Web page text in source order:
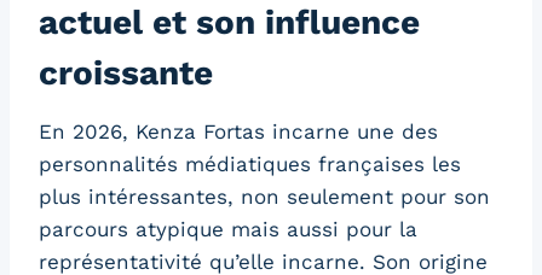
actuel et son influence
croissante
En 2026, Kenza Fortas incarne une des
personnalités médiatiques françaises les
plus intéressantes, non seulement pour son
parcours atypique mais aussi pour la
représentativité qu’elle incarne. Son origine